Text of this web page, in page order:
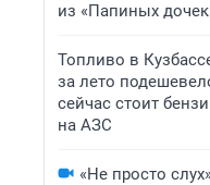
из «Папиных
Топливо в
за лето
сейчас стоит
на АЗС
«Не просто